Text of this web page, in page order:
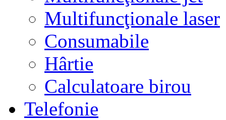
Multifuncţionale laser
Consumabile
Hârtie
Calculatoare birou
Telefonie